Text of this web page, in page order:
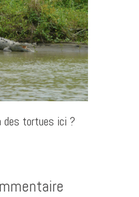
des tortues ici ?